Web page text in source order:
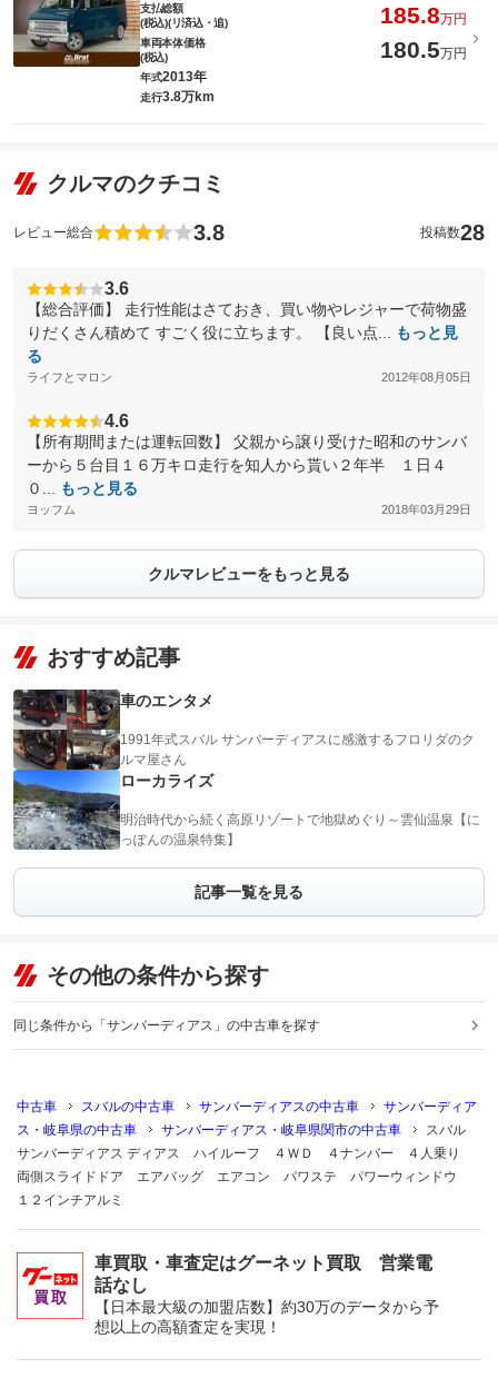
支払総額
(税込)(リ済込・追)
185.8万円
車両本体価格
(税込)
180.5万円
年式2013年
走行3.8万km
クルマのクチコミ
レビュー総合 3.8 投稿数28
3.6
【総合評価】 走行性能はさておき、買い物やレジャーで荷物盛
りだくさん積めて すごく役に立ちます。 【良い点...
もっと見
る
ライフとマロン 2012年08月05日
4.6
【所有期間または運転回数】 父親から譲り受けた昭和のサンバ
ーから５台目１６万キロ走行を知人から貰い２年半 １日４
０...
もっと見る
ヨッフム 2018年03月29日
クルマレビューをもっと見る
おすすめ記事
車のエンタメ
1991年式スバル サンバーディアスに感激するフロリダのク
ルマ屋さん
ローカライズ
明治時代から続く高原リゾートで地獄めぐり～雲仙温泉【に
っぽんの温泉特集】
記事一覧を見る
その他の条件から探す
同じ条件から「サンバーディアス」の中古車を探す
中古車 スバルの中古車 サンバーディアスの中古車
サンバーディア
ス・岐阜県の中古車
サンバーディアス・岐阜県関市の中古車
スバル
サンバーディアス ディアス ハイルーフ ４ＷＤ ４ナンバー ４人乗り
両側スライドドア エアバッグ エアコン パワステ パワーウィンドウ
１２インチアルミ
車買取・車査定はグーネット買取 営業電
話なし
【日本最大級の加盟店数】約30万のデータから予
想以上の高額査定を実現！